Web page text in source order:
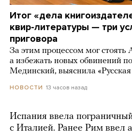
Итог «дела
квир-литературы — три
приговора
За этим процессом мог стоять
а избежать новых обвинений
Мединский, выяснила
НОВОСТИ 13 часов назад
Испания ввела
с Италией. Ранее Рим ввел